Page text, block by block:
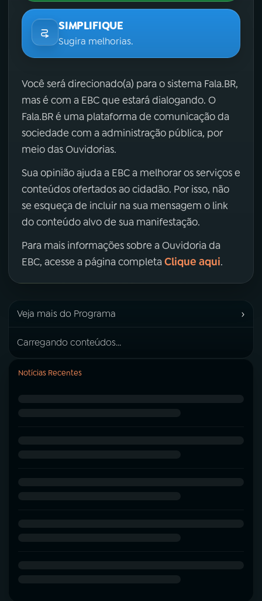
SIMPLIFIQUE
Sugira melhorias.
Você será direcionado(a) para o sistema Fala.BR,
mas é com a EBC que estará dialogando. O
Fala.BR é uma plataforma de comunicação da
sociedade com a administração pública, por
meio das Ouvidorias.
Sua opinião ajuda a EBC a melhorar os serviços e
conteúdos ofertados ao cidadão. Por isso, não
se esqueça de incluir na sua mensagem o link
do conteúdo alvo de sua manifestação.
Para mais informações sobre a Ouvidoria da
EBC, acesse a página completa Clique aqui.
Veja mais do Programa ›
Carregando conteúdos...
Notícias Recentes